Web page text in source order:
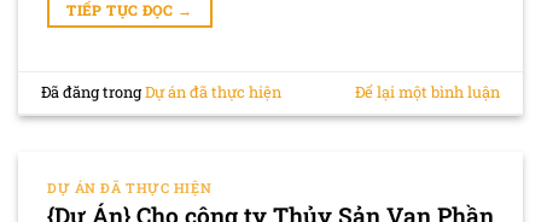
TIẾP TỤC ĐỌC →
Đã đăng trongDự án đã thực hiện Để lại một bình luận
DỰ ÁN ĐÃ THỰC HIỆN
{Dự Án} Cho công ty Thủy Sản Vạn Phần